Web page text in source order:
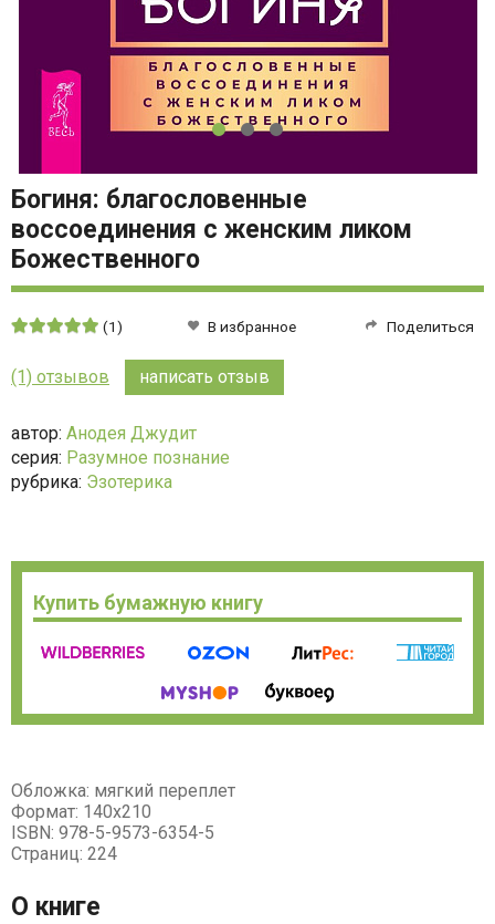
Богиня: благословенные
воссоединения с женским ликом
Божественного
Средняя
из
(1) В избранное Поделиться
(1) отзывов написать отзыв
автор: Анодея Джудит
серия: Разумное познание
рубрика: Эзотерика
Купить бумажную книгу
Обложка: мягкий переплет
Формат: 140х210
ISBN: 978-5-9573-6354-5
Страниц: 224
О книге